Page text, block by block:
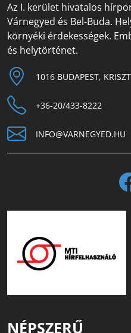
Az I. kerület hivatalos
Várnegyed és Bel-Buda.
környéki érdekességek.
és helytörténet.
1016 BUDAPEST,
+36-20/433-8222
INFO@VARNEGYED.HU
NÉPSZERŰ